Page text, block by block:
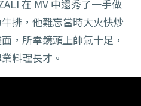
在 MV 中還秀了一手做
排，他難忘當時大火快炒
，所幸鏡頭上帥氣十足，
料理長才。